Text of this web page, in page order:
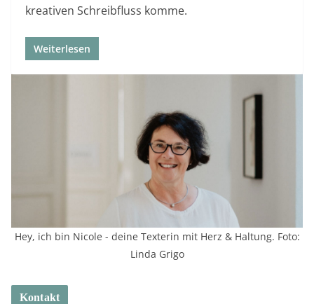
kreativen Schreibfluss komme.
Weiterlesen
Hey, ich bin Nicole - deine Texterin mit Herz & Haltung. Foto:
Linda Grigo
Kontakt